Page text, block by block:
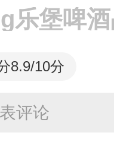
啤酒厂。在新疆
乐堡啤
8.9/10分
评论